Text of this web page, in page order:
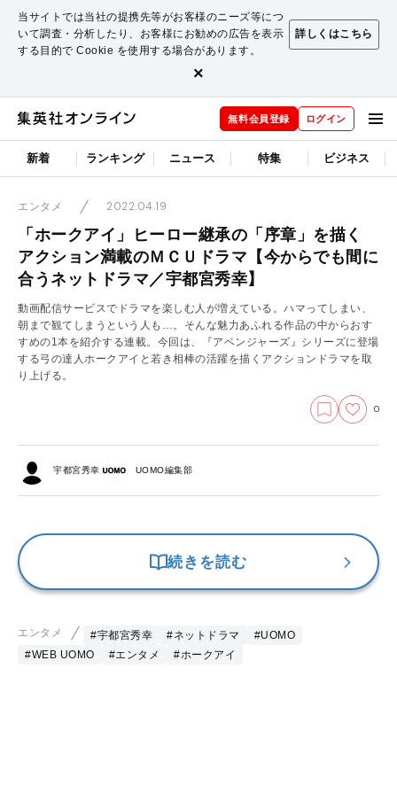
当サイトでは当社の提携先等がお客様のニーズ等につ
いて調査・分析したり、お客様にお勧めの広告を表示
する目的で Cookie を使用する場合があります。
詳しくはこちら
×
無料会員登録 ログイン
新着 ランキング ニュース 特集 ビジネス
エンタメ 2022.04.19
「ホークアイ」ヒーロー継承の「序章」を描く
アクション満載のＭＣＵドラマ【今からでも間に
合うネットドラマ／宇都宮秀幸】
動画配信サービスでドラマを楽しむ人が増えている。ハマってしまい、
朝まで観てしまうという人も…。そんな魅力あふれる作品の中からおす
すめの1本を紹介する連載。今回は、『アベンジャーズ』シリーズに登場
する弓の達人ホークアイと若き相棒の活躍を描くアクションドラマを取
り上げる。
0
宇都宮秀幸 UOMO編集部
続きを読む
エンタメ #宇都宮秀幸 #ネットドラマ
#UOMO
#WEB UOMO
#エンタメ #ホークアイ